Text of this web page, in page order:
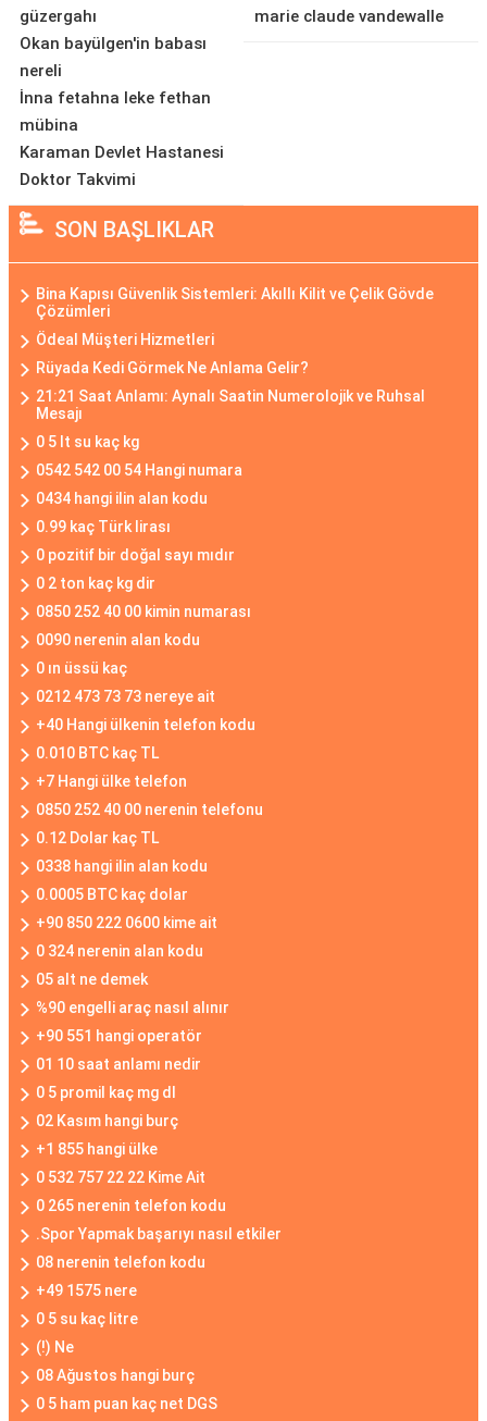
güzergahı
Okan bayülgen'in babası
nereli
İnna fetahna leke fethan
mübina
Karaman Devlet Hastanesi
Doktor Takvimi
marie claude vandewalle
SON BAŞLIKLAR
Bina Kapısı Güvenlik Sistemleri: Akıllı Kilit ve Çelik Gövde
Çözümleri
Ödeal Müşteri Hizmetleri
Rüyada Kedi Görmek Ne Anlama Gelir?
21:21 Saat Anlamı: Aynalı Saatin Numerolojik ve Ruhsal
Mesajı
0 5 lt su kaç kg
0542 542 00 54 Hangi numara
0434 hangi ilin alan kodu
0.99 kaç Türk lirası
0 pozitif bir doğal sayı mıdır
0 2 ton kaç kg dir
0850 252 40 00 kimin numarası
0090 nerenin alan kodu
0 ın üssü kaç
0212 473 73 73 nereye ait
+40 Hangi ülkenin telefon kodu
0.010 BTC kaç TL
+7 Hangi ülke telefon
0850 252 40 00 nerenin telefonu
0.12 Dolar kaç TL
0338 hangi ilin alan kodu
0.0005 BTC kaç dolar
+90 850 222 0600 kime ait
0 324 nerenin alan kodu
05 alt ne demek
%90 engelli araç nasıl alınır
+90 551 hangi operatör
01 10 saat anlamı nedir
0 5 promil kaç mg dl
02 Kasım hangi burç
+1 855 hangi ülke
0 532 757 22 22 Kime Ait
0 265 nerenin telefon kodu
.Spor Yapmak başarıyı nasıl etkiler
08 nerenin telefon kodu
+49 1575 nere
0 5 su kaç litre
(!) Ne
08 Ağustos hangi burç
0 5 ham puan kaç net DGS